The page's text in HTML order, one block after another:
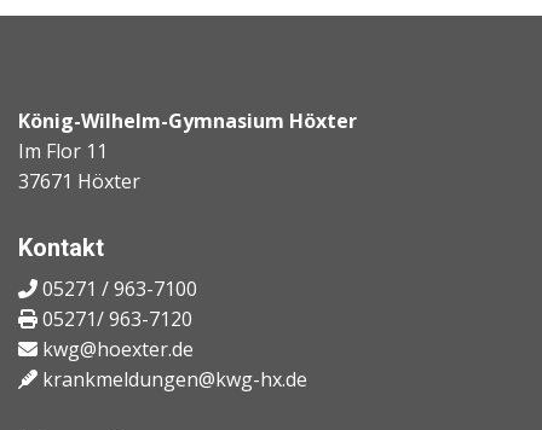
König-Wilhelm-Gymnasium Höxter
Im Flor 11
37671 Höxter
Kontakt
05271 / 963-7100
05271/ 963-7120
kwg@hoexter.de
krankmeldungen@kwg-hx.de